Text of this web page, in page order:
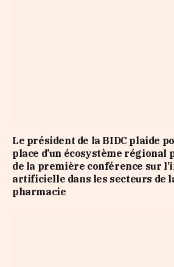
Le président de la BIDC plaide
place d’un écosystème régional
de la première conférence sur
artificielle dans les secteurs de
pharmacie